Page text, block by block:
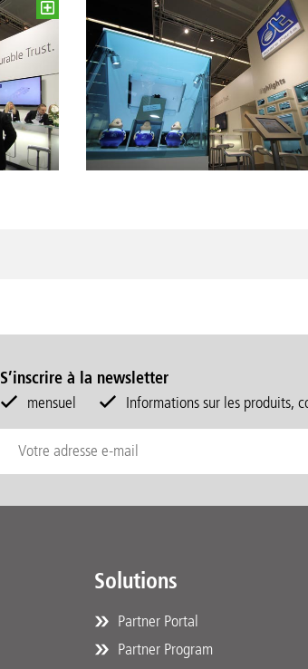
S’inscrire à la newsletter
mensuel
Informations sur les produits,
Solutions
Partner Portal
Partner Program